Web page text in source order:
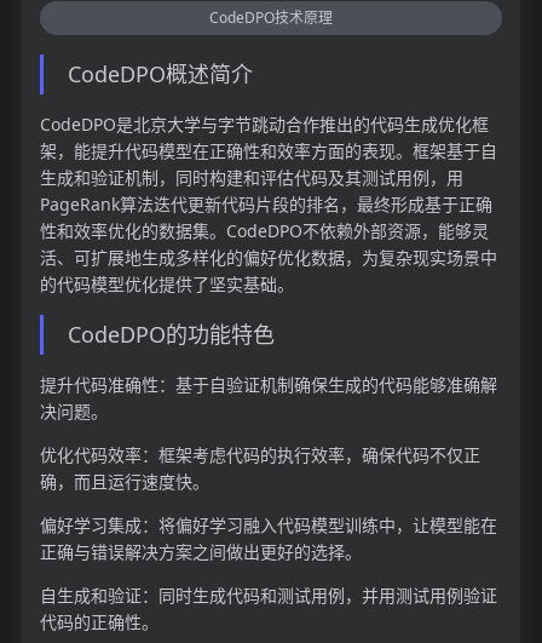
CodeDPO技术原理
CodeDPO概述简介
CodeDPO是北京大学与字节跳动合作推出的代码生成优化框
架，能提升代码模型在正确性和效率方面的表现。框架基于自
生成和验证机制，同时构建和评估代码及其测试用例，用
PageRank算法迭代更新代码片段的排名，最终形成基于正确
性和效率优化的数据集。CodeDPO不依赖外部资源，能够灵
活、可扩展地生成多样化的偏好优化数据，为复杂现实场景中
的代码模型优化提供了坚实基础。
CodeDPO的功能特色
提升代码准确性：基于自验证机制确保生成的代码能够准确解
决问题。
优化代码效率：框架考虑代码的执行效率，确保代码不仅正
确，而且运行速度快。
偏好学习集成：将偏好学习融入代码模型训练中，让模型能在
正确与错误解决方案之间做出更好的选择。
自生成和验证：同时生成代码和测试用例，并用测试用例验证
代码的正确性。